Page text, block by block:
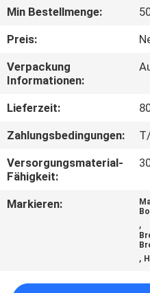
TRETEN
SIE
MIT
UNS
VERBINDUNG
Min Bestellmenge:
Preis:
Verpackung
Informationen:
Lieferzeit:
Zahlungsbedingungen:
Versorgungsmaterial-
Fähigkeit:
Markieren:
,
,